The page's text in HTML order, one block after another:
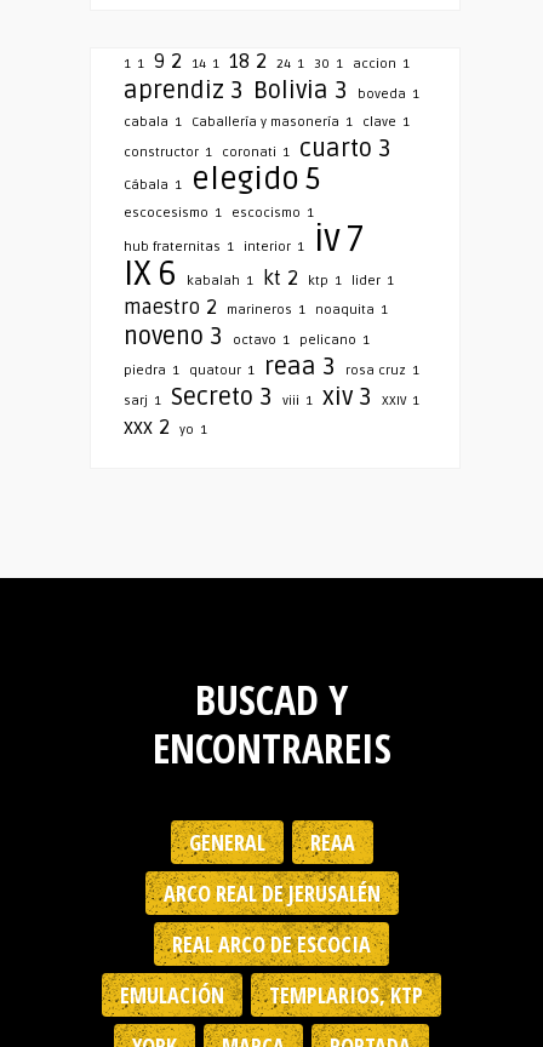
1 1 9 2 14 1 18 2 24 1 30 1 accion 1
aprendiz 3 Bolivia 3 boveda 1
cabala 1 Caballería y masonería 1 clave 1
constructor 1 coronati 1 cuarto 3
Cábala 1 elegido5
escocesismo 1 escocismo 1
hub fraternitas 1 interior 1 iv7
IX 6 kabalah 1 kt 2 ktp 1 lider 1
maestro 2 marineros 1 noaquita 1
noveno 3 octavo 1 pelicano 1
piedra 1 quatour 1 reaa 3 rosa cruz 1
sarj 1 Secreto 3 viii 1 xiv 3 XXIV 1
xxx 2 yo 1
BUSCAD Y
ENCONTRAREIS
GENERAL
REAA
ARCO REAL DE JERUSALÉN
REAL ARCO DE ESCOCIA
EMULACIÓN
TEMPLARIOS, KTP